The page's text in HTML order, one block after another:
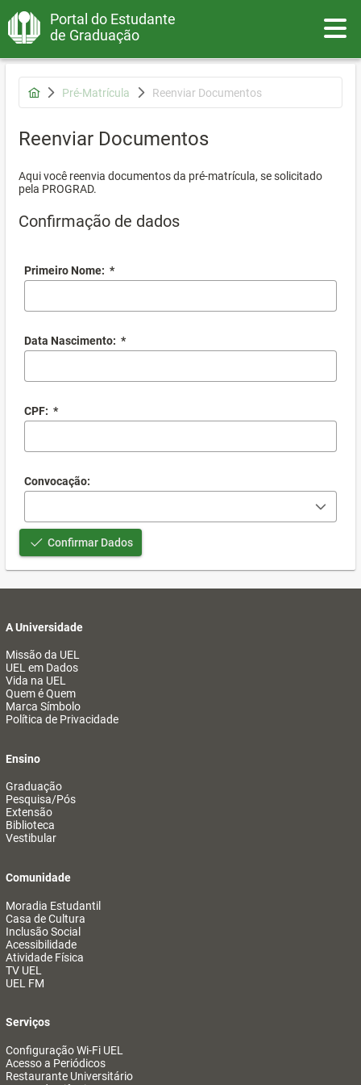
Portal do Estudante
de Graduação
Pré-Matrícula Reenviar Documentos
Reenviar Documentos
Aqui você reenvia documentos da pré-matrícula, se solicitado
pela PROGRAD.
Confirmação de dados
Primeiro Nome: *
Data Nascimento: *
CPF: *
Convocação:
Confirmar Dados
A Universidade
Missão da UEL
UEL em Dados
Vida na UEL
Quem é Quem
Marca Símbolo
Política de Privacidade
Ensino
Graduação
Pesquisa/Pós
Extensão
Biblioteca
Vestibular
Comunidade
Moradia Estudantil
Casa de Cultura
Inclusão Social
Acessibilidade
Atividade Física
TV UEL
UEL FM
Serviços
Configuração Wi-Fi UEL
Acesso a Periódicos
Restaurante Universitário